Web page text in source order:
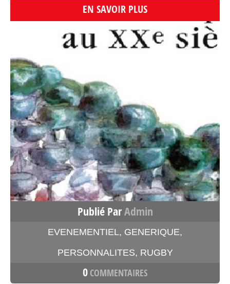
EN SAVOIR PLUS
Publié ParAdmin
EVENEMENTIEL, GENERIQUE,
PERSONNALITES, RUGBY
0 COMMENTAIRES